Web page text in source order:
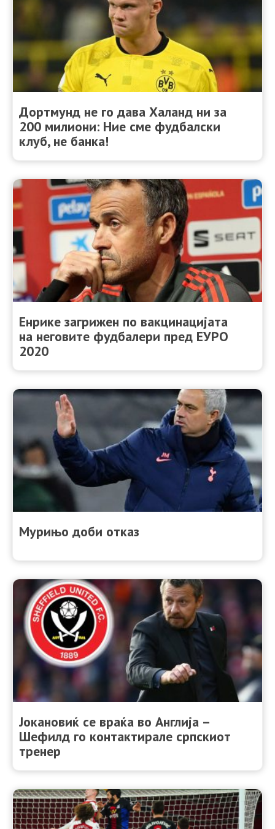
Дортмунд не го дава Халанд ни за
200 милиони: Ние сме фудбалски
клуб, не банка!
Енрике загрижен по вакцинацијата
на неговите фудбалери пред ЕУРО
2020
Мурињо доби отказ
Јокановиќ се враќа во Англија –
Шефилд го контактирале српскиот
тренер